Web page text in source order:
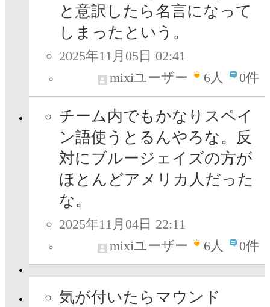
と意訳したら名言になって
しまったという。
2025年11月05日 02:41
mixiユーザー
6人 0件
チーム内でもかなりスペイ
ン語使うとるんやろな。反
対にブルージェイズの方が
ほとんどアメリカ人だった
な。
2025年11月04日 22:11
mixiユーザー
6人 0件
気が付いたらマウンド